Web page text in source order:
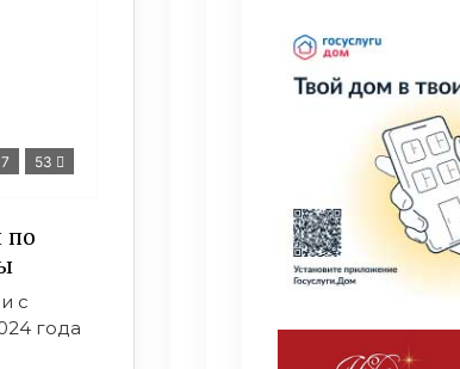
53
по
с
года